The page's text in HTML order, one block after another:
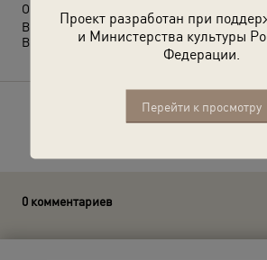
Проект разработан при
и Министерства культуры
Федерации.
Перейти к просмотру
О фотографии:
В 1996 году рабочий поселок Якурим
Выставка«Детишки БАМа»с этой
Расскажите друзьям об этом
0 комментариев